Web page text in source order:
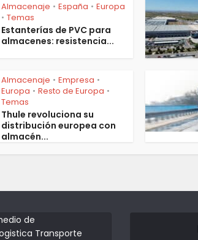
Almacenaje • España • Europa
• Temas
Estanterías de PVC para
almacenes: resistencia...
Almacenaje • Empresa •
Europa • Resto de Europa •
Temas
Thule revoluciona su
distribución europea con
almacén...
de
Transporte